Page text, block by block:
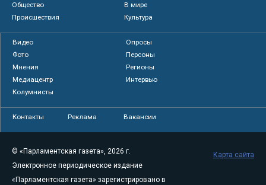
Общество
В мире
Происшествия
Культура
Видео
Опросы
Фото
Персоны
Мнения
Регионы
Медиацентр
Интервью
Колумнисты
Контакты Реклама Вакансии
© «Парламентская газета», 2026 г.
Электронное периодическое издание
«Парламентская газета» зарегистрировано в
Карта сайта